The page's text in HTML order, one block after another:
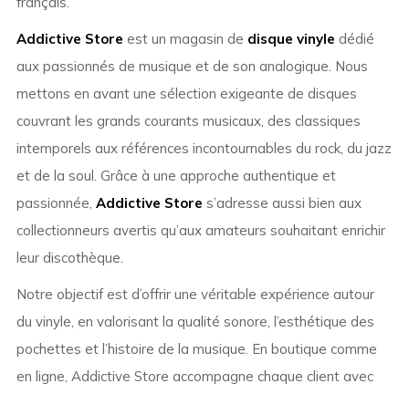
Addictive Store est un magasin de disque vinyle dédié
aux passionnés de musique et de son analogique. Nous
mettons en avant une sélection exigeante de disques
couvrant les grands courants musicaux, des classiques
intemporels aux références incontournables du rock, du jazz
et de la soul. Grâce à une approche authentique et
passionnée, Addictive Store s’adresse aussi bien aux
collectionneurs avertis qu’aux amateurs souhaitant enrichir
leur discothèque.
Notre objectif est d’offrir une véritable expérience autour
du vinyle, en valorisant la qualité sonore, l’esthétique des
pochettes et l’histoire de la musique. En boutique comme
en ligne, Addictive Store accompagne chaque client avec